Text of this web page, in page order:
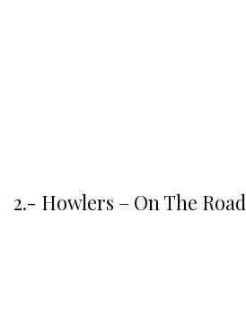
2.- Howlers – On The Road